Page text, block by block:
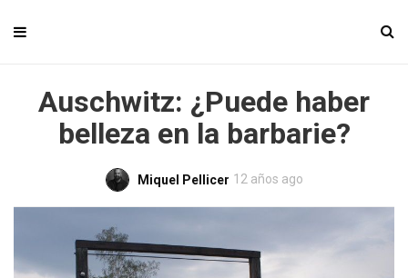
Auschwitz: ¿Puede haber
belleza en la barbarie?
Miquel Pellicer 12 años ago